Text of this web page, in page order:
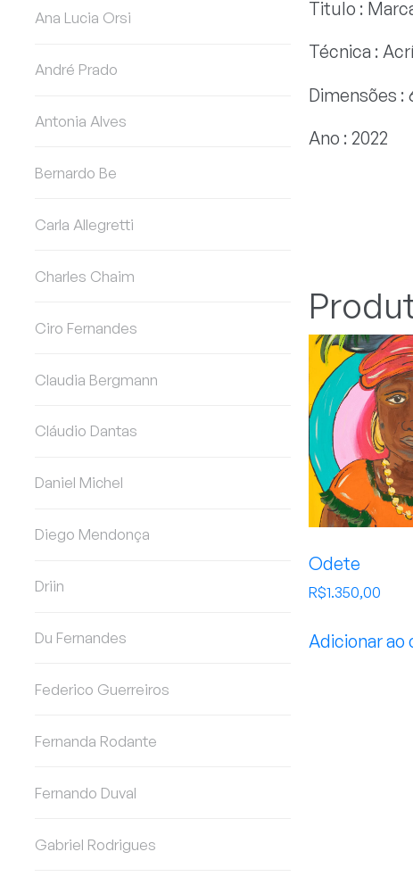
Ana Lucia Orsi
André Prado
Antonia Alves
Bernardo Be
Carla Allegretti
Charles Chaim
Ciro Fernandes
Claudia Bergmann
Cláudio Dantas
Daniel Michel
Diego Mendonça
Driin
Du Fernandes
Federico Guerreiros
Fernanda Rodante
Fernando Duval
Gabriel Rodrigues
Titulo :
Técnica :
Dimensões :
Ano : 2022
Odete
R$1.350,00
Adicionar ao